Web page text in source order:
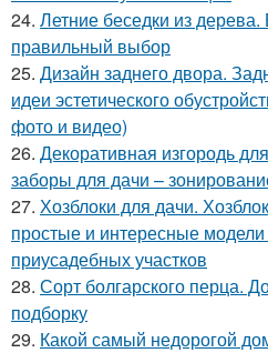
24. Летние беседки из
правильный выбор
25. Дизайн заднего двора.
идеи эстетического
фото и видео)
26. Декоративная изгородь
заборы для дачи –
27. Хозблоки для дачи.
простые и интересные
приусадебных участков
28. Сорт болгарского перца.
подборку
29. Какой самый недорогой